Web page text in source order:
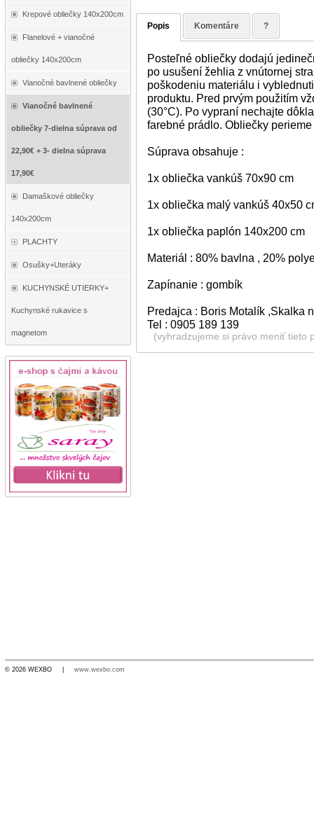
Krepové obliečky 140x200cm
Flanelové + vianočné
obliečky 140x200cm
Vianočné bavlnené obliečky
Vianočné bavlnené
obliečky 7-dielna súprava od
22,90€ + 3- dielna súprava
17,90€
Damaškové obliečky
140x200cm
PLACHTY
Osušky+Uteráky
KUCHYNSKÉ UTIERKY+
Kuchynské rukavice s
magnetom
Popis Komentáre ?
Posteľné obliečky dodajú
po usušení žehlia z vnútornej
poškodeniu materiálu i
produktu. Pred prvým použitím
(30°C). Po vypraní nechajte
farebné prádlo. Obliečky
Súprava obsahuje :
1x obliečka vankúš 70x90 cm
1x obliečka malý vankúš 40x50
1x obliečka paplón 140x200 cm
Materiál : 80% bavlna , 20%
Zapínanie : gombík
Predajca : Boris Motalík ,Skalka
Tel : 0905 189 139
(vyhradzujeme si právo meniť tieto
© 2026 WEXBO | www.wexbo.com